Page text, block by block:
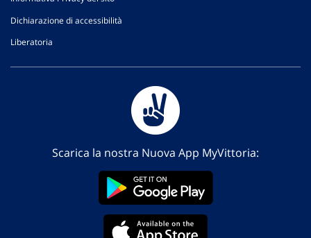
Dichiarazione di accessibilità
Liberatoria
Scarica la nostra Nuova App MyVittoria: